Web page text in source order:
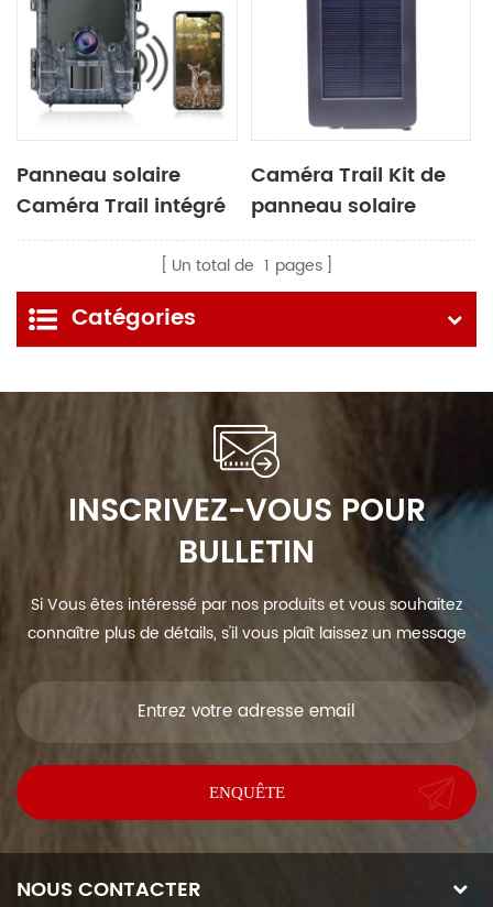
Panneau solaire
Caméra Trail intégré
Caméra Trail Kit de
panneau solaire
Un total de 1 pages
Catégories
INSCRIVEZ-VOUS POUR
BULLETIN
Si Vous êtes intéressé par nos produits et vous souhaitez
connaître plus de détails, s'il vous plaît laissez un message
NOUS CONTACTER